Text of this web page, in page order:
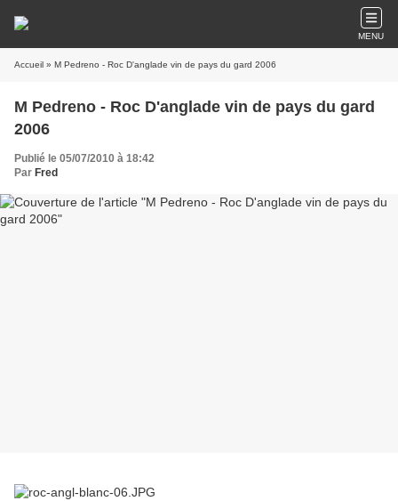
MENU
Accueil » M Pedreno - Roc D'anglade vin de pays du gard 2006
M Pedreno - Roc D'anglade vin de pays du gard
2006
Publié le 05/07/2010 à 18:42
Par Fred